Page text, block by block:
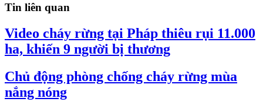
Tin liên quan
Video cháy rừng tại Pháp thiêu rụi 11.000
ha, khiến 9 người bị thương
Chủ động phòng chống cháy rừng mùa
nắng nóng